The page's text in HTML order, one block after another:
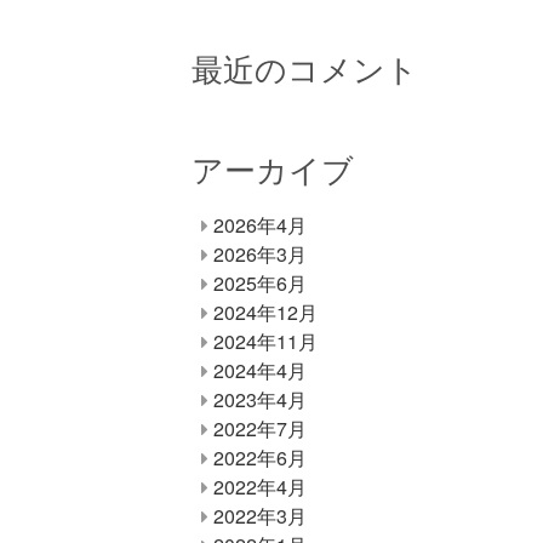
最近のコメント
アーカイブ
2026年4月
2026年3月
2025年6月
2024年12月
2024年11月
2024年4月
2023年4月
2022年7月
2022年6月
2022年4月
2022年3月